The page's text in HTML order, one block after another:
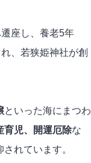
座し、養老5年
、若狭姫神社が創
といった海にまつわ
育児、開運厄除な
れています。